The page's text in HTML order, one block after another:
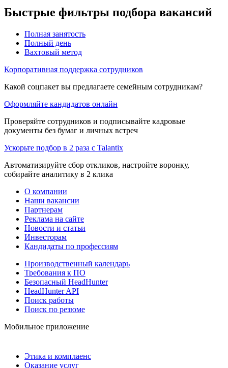
Быстрые фильтры подбора вакансий
Полная занятость
Полный день
Вахтовый метод
Корпоративная поддержка сотрудников
Какой соцпакет вы предлагаете семейным сотрудникам?
Оформляйте кандидатов онлайн
Проверяйте сотрудников и подписывайте кадровые
документы без бумаг и личных встреч
Ускорьте подбор в 2 раза с Talantix
Автоматизируйте сбор откликов, настройте воронку,
собирайте аналитику в 2 клика
О компании
Наши вакансии
Партнерам
Реклама на сайте
Новости и статьи
Инвесторам
Кандидаты по профессиям
Производственный календарь
Требования к ПО
Безопасный HeadHunter
HeadHunter API
Поиск работы
Поиск по резюме
Мобильное приложение
Этика и комплаенс
Оказание услуг